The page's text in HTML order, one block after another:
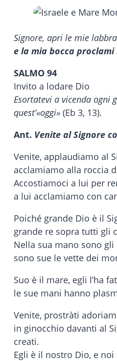
Signore, apri le mie labbra
e la mia bocca
SALMO 94
Invito a lodare Dio
Esortatevi a vicenda ogni
quest’«oggi» (Eb 3, 13).
Ant. Venite al Signore
Venite, applaudiamo al
acclamiamo alla roccia
Accostiamoci a lui per
a lui acclamiamo con
Poiché grande Dio è il
grande re sopra tutti gli
Nella sua mano sono
sono sue le vette dei
Suo è il mare, egli l’ha
le sue mani hanno
Venite, prostràti
in ginocchio davanti al
creati.
Egli è il nostro Dio, e